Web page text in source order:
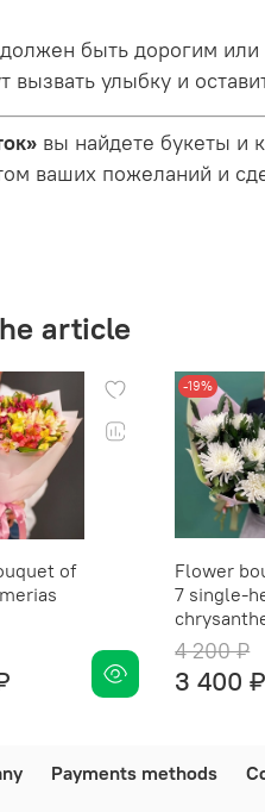
быть дорогим
вызвать улыбку и
вы найдете букеты и
ваших пожеланий и
article
of
-19%
Flower
7 single-
4 200 ₽
3 400 ₽
Payments methods